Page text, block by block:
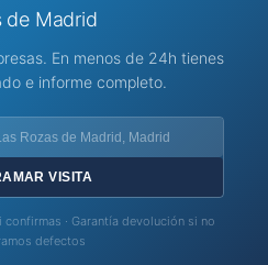
de Madrid
En menos de 24h tienes
e informe completo.
VISITA
· Garantía devolución si no
defectos